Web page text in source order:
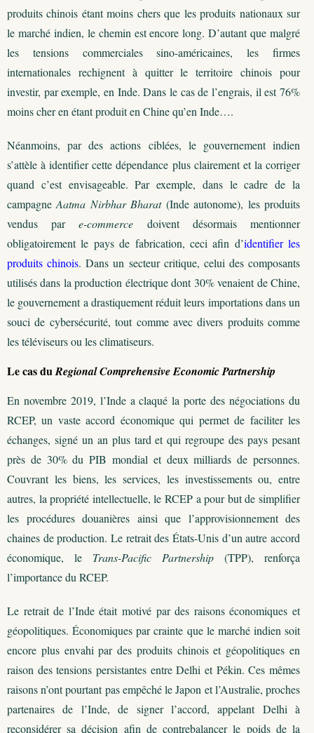
produits chinois étant moins chers que les produits nationaux sur
le marché indien, le chemin est encore long. D’autant que malgré
les tensions commerciales sino-américaines, les firmes
internationales rechignent à quitter le territoire chinois pour
investir, par exemple, en Inde. Dans le cas de l’engrais, il est 76%
moins cher en étant produit en Chine qu’en Inde….
Néanmoins, par des actions ciblées, le gouvernement indien
s’attèle à identifier cette dépendance plus clairement et la corriger
quand c’est envisageable. Par exemple, dans le cadre de la
campagneAatma Nirbhar Bharat(Inde autonome), les produits
vendus pare-commerce doivent désormais mentionner
obligatoirement le pays de fabrication, ceci afin d’identifier les
produits chinois. Dans un secteur critique, celui des composants
utilisés dans la production électrique dont 30% venaient de Chine,
le gouvernement a drastiquement réduit leurs importations dans un
souci de cybersécurité, tout comme avec divers produits comme
les téléviseurs ou les climatiseurs.
Le cas duRegional Comprehensive Economic Partnership
En novembre 2019, l’Inde a claqué la porte des négociations du
RCEP, un vaste accord économique qui permet de faciliter les
échanges, signé un an plus tard et qui regroupe des pays pesant
près de 30% du PIB mondial et deux milliards de personnes.
Couvrant les biens, les services, les investissements ou, entre
autres, la propriété intellectuelle, le RCEP a pour but de simplifier
les procédures douanières ainsi que l’approvisionnement des
chaines de production. Le retrait des États-Unis d’un autre accord
économique, le Trans-Pacific Partnership (TPP), renforça
l’importance du RCEP.
Le retrait de l’Inde était motivé par des raisons économiques et
géopolitiques. Économiques par crainte que le marché indien soit
encore plus envahi par des produits chinois et géopolitiques en
raison des tensions persistantes entre Delhi et Pékin. Ces mêmes
raisons n’ont pourtant pas empêché le Japon et l’Australie, proches
partenaires de l’Inde, de signer l’accord, appelant Delhi à
reconsidérer sa décision afin de contrebalancer le poids de la